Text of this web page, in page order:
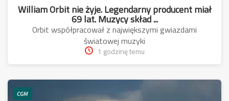
William Orbit nie żyje. Legendarny producent miał
69 lat. Muzycy skład ...
Orbit współpracował z największymi gwiazdami
światowej muzyki
1 godzinę temu
CGM